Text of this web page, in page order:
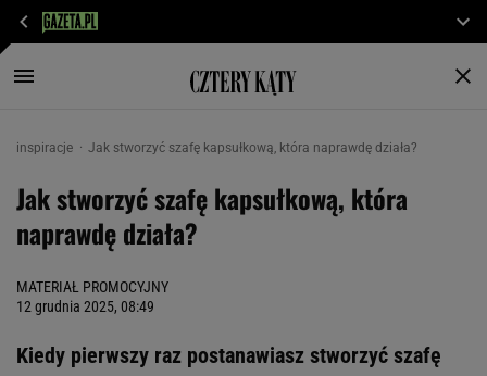
inspiracje Jak stworzyć szafę kapsułkową, która naprawdę działa?
Jak stworzyć szafę kapsułkową, która
naprawdę działa?
MATERIAŁ PROMOCYJNY
12 grudnia 2025, 08:49
Kiedy pierwszy raz postanawiasz stworzyć szafę